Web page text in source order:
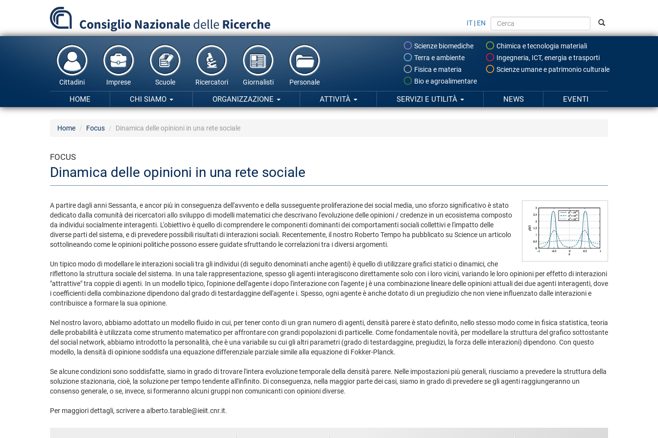
principale
IT | EN
Scienze biomediche
Chimica e tecnologia materiali
Terra e ambiente
Ingegneria, ICT, energia e trasporti
Fisica e materia
Scienze umane e patrimonio culturale
Bio e agroalimentare
Cittadini Imprese Scuole Ricercatori Giornalisti Personale
HOME CHI SIAMO ORGANIZZAZIONE ATTIVITÀ SERVIZI E UTILITÀ NEWS EVENTI
Home Focus Dinamica delle opinioni in una rete sociale
FOCUS
Dinamica delle opinioni in una rete sociale
A partire dagli anni Sessanta, e ancor più in conseguenza dell'avvento e della susseguente proliferazione dei social media, uno sforzo significativo è stato
dedicato dalla comunità dei ricercatori allo sviluppo di modelli matematici che descrivano l'evoluzione delle opinioni / credenze in un ecosistema composto
da individui socialmente interagenti. L'obiettivo è quello di comprendere le componenti dominanti dei comportamenti sociali collettivi e l'impatto delle
diverse parti del sistema, e di prevedere possibili risultati di interazioni sociali. Recentemente, il nostro Roberto Tempo ha pubblicato su Science un articolo
sottolineando come le opinioni politiche possono essere guidate sfruttando le correlazioni tra i diversi argomenti.
Un tipico modo di modellare le interazioni sociali tra gli individui (di seguito denominati anche agenti) è quello di utilizzare grafici statici o dinamici, che
riflettono la struttura sociale del sistema. In una tale rappresentazione, spesso gli agenti interagiscono direttamente solo con i loro vicini, variando le loro opinioni per effetto di interazioni
"attrattive" tra coppie di agenti. In un modello tipico, l'opinione dell'agente i dopo l'interazione con l'agente j è una combinazione lineare delle opinioni attuali dei due agenti interagenti, dove
i coefficienti della combinazione dipendono dal grado di testardaggine dell'agente i. Spesso, ogni agente è anche dotato di un pregiudizio che non viene influenzato dalle interazioni e
contribuisce a formare la sua opinione.
Nel nostro lavoro, abbiamo adottato un modello fluido in cui, per tener conto di un gran numero di agenti, densità parere è stato definito, nello stesso modo come in fisica statistica, teoria
delle probabilità è utilizzata come strumento matematico per affrontare con grandi popolazioni di particelle. Come fondamentale novità, per modellare la struttura del grafico sottostante
del social network, abbiamo introdotto la personalità, che è una variabile su cui gli altri parametri (grado di testardaggine, pregiudizi, la forza delle interazioni) dipendono. Con questo
modello, la densità di opinione soddisfa una equazione differenziale parziale simile alla equazione di Fokker-Planck.
Se alcune condizioni sono soddisfatte, siamo in grado di trovare l'intera evoluzione temporale della densità parere. Nelle impostazioni più generali, riusciamo a prevedere la struttura della
soluzione stazionaria, cioè, la soluzione per tempo tendente all'infinito. Di conseguenza, nella maggior parte dei casi, siamo in grado di prevedere se gli agenti raggiungeranno un
consenso generale, o se, invece, si formeranno alcuni gruppi non comunicanti con opinioni diverse.
Per maggiori dettagli, scrivere a alberto.tarable@ieiit.cnr.it.